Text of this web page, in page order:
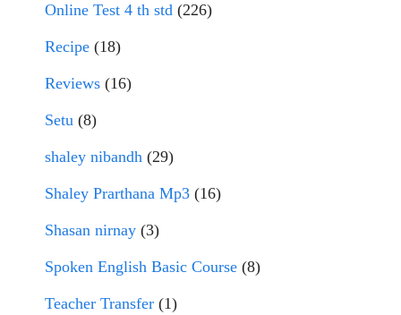
Online Test 4 th std (226)
Recipe (18)
Reviews (16)
Setu (8)
shaley nibandh (29)
Shaley Prarthana Mp3 (16)
Shasan nirnay (3)
Spoken English Basic Course (8)
Teacher Transfer (1)